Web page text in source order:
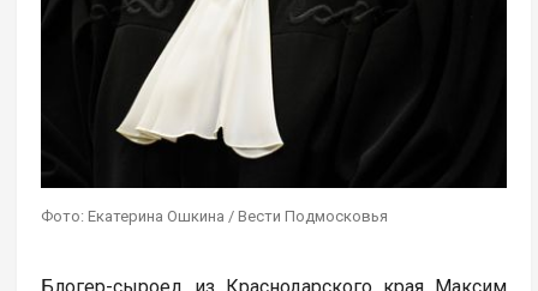
Фото: Екатерина Ошкина / Вести Подмосковья